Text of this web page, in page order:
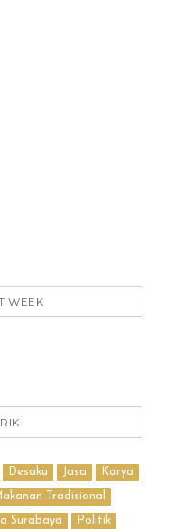
WEEK
Desaku Jasa Karya
Tradisional
Surabaya Politik